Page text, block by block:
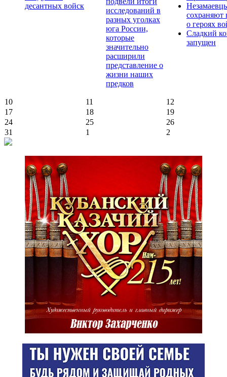
десантных войск
исследований в
разных уголках
юга России,
которые
значительно
расширили
представление о
жизни наших
предков
сохраняют
о героях
Сладкий
запущен
10 11
12
17
18
19
24
25
26
31
1 2